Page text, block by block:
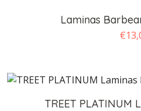
Laminas
€
TREET PLATINUM